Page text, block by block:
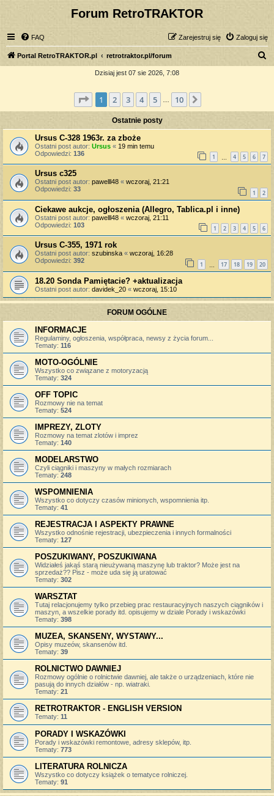
Forum RetroTRAKTOR
FAQ Zaloguj się
Zarejestruj się
Portal RetroTRAKTOR.pl retrotraktor.pl/forum
a
j
Dzisiaj jest 07 sie 2026, 7:08
Strona z10
1 2 3 4 5 10
Ostatnie posty
Ursus C-328 1963r. za zboże
Ostatni post autor: Ursus « 19 min temu
Odpowiedzi: 136 1 4 5 6 7
Ursus c325
Ostatni post autor: pawelll48 « wczoraj, 21:21
Odpowiedzi: 33 1 2
Ciekawe aukcje, ogłoszenia (Allegro, Tablica.pl i inne)
Ostatni post autor: pawelll48 « wczoraj, 21:11
Odpowiedzi: 103 1 2 3 4 5 6
Ursus C-355, 1971 rok
Ostatni post autor: szubinska « wczoraj, 16:28
Odpowiedzi: 392 1 17 18 19 20
18.20 Sonda Pamiętacie? +aktualizacja
Ostatni post autor: davidek_20 « wczoraj, 15:10
FORUM OGÓLNE
INFORMACJE
Regulaminy, ogłoszenia, współpraca, newsy z życia forum...
Tematy: 116
MOTO-OGÓLNIE
Wszystko co związane z motoryzacją
Tematy: 324
OFF TOPIC
Rozmowy nie na temat
Tematy: 524
IMPREZY, ZLOTY
Rozmowy na temat zlotów i imprez
Tematy: 140
MODELARSTWO
Czyli ciągniki i maszyny w małych rozmiarach
Tematy: 248
WSPOMNIENIA
Wszystko co dotyczy czasów minionych, wspomnienia itp.
Tematy: 41
REJESTRACJA I ASPEKTY PRAWNE
Wszystko odnośnie rejestracji, ubezpieczenia i innych formalności
Tematy: 127
POSZUKIWANY, POSZUKIWANA
Widziałeś jakąś starą nieużywaną maszynę lub traktor? Może jest na
sprzedaż?? Pisz - może uda się ją uratować
Tematy: 302
WARSZTAT
Tutaj relacjonujemy tylko przebieg prac restauracyjnych naszych ciągników i
maszyn, a wszelkie porady itd. opisujemy w dziale Porady i wskazówki
Tematy: 398
MUZEA, SKANSENY, WYSTAWY...
Opisy muzeów, skansenów itd.
Tematy: 39
ROLNICTWO DAWNIEJ
Rozmowy ogólnie o rolnictwie dawniej, ale także o urządzeniach, które nie
pasują do innych działów - np. wiatraki.
Tematy: 21
RETROTRAKTOR - ENGLISH VERSION
Tematy: 11
PORADY I WSKAZÓWKI
Porady i wskazówki remontowe, adresy sklepów, itp.
Tematy: 773
LITERATURA ROLNICZA
Wszystko co dotyczy książek o tematyce rolniczej.
Tematy: 91